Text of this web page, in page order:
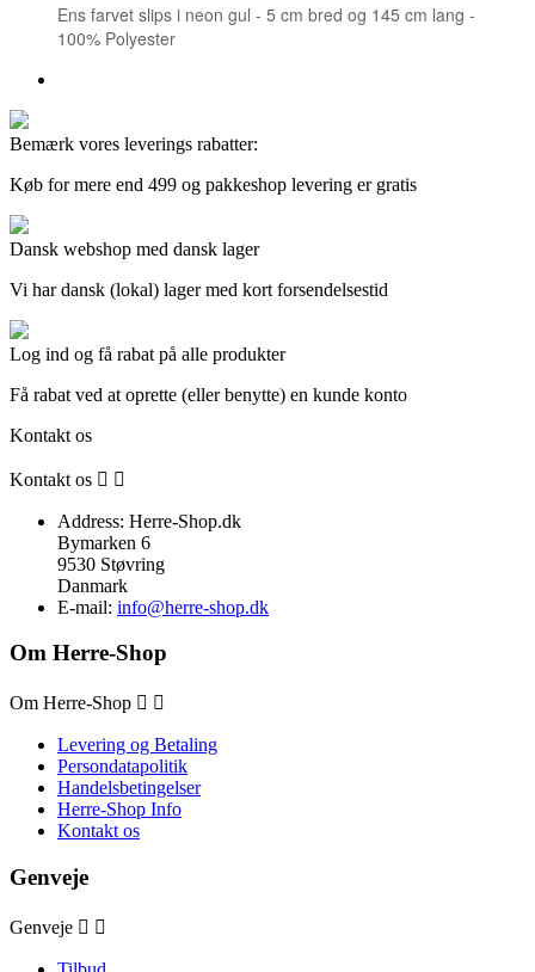
Ens farvet slips i neon gul - 5 cm bred og 145 cm lang -
100% Polyester
Bemærk vores leverings rabatter:
Køb for mere end 499 og pakkeshop levering er gratis
Dansk webshop med dansk lager
Vi har dansk (lokal) lager med kort forsendelsestid
Log ind og få rabat på alle produkter
Få rabat ved at oprette (eller benytte) en kunde konto
Kontakt os
Kontakt os  
Address: Herre-Shop.dk
Bymarken 6
9530 Støvring
Danmark
E-mail: info@herre-shop.dk
Om Herre-Shop
Om Herre-Shop  
Levering og Betaling
Persondatapolitik
Handelsbetingelser
Herre-Shop Info
Kontakt os
Genveje
Genveje  